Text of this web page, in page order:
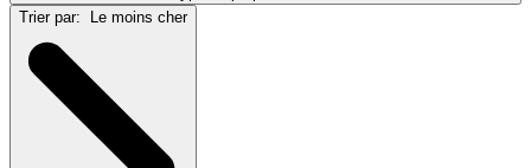
Trier par: Le moins cher